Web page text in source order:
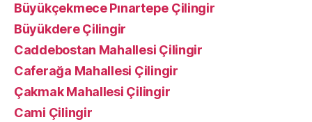
Büyükçekmece Pınartepe Çilingir
Büyükdere Çilingir
Caddebostan Mahallesi Çilingir
Caferağa Mahallesi Çilingir
Çakmak Mahallesi Çilingir
Cami Çilingir